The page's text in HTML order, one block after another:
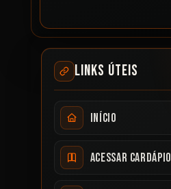
LINKS ÚTEIS
Início
Acessar cardápio